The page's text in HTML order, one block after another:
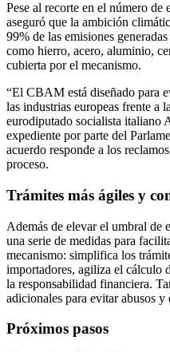
Pese al recorte en el número de
aseguró que la ambición
99% de las emisiones
como hierro, acero, aluminio,
cubierta por el mecanismo.
“El CBAM está diseñado para
las industrias europeas frente a
eurodiputado socialista italiano
expediente por parte del
acuerdo responde a los
proceso.
Trámites más ágiles y
Además de elevar el umbral
una serie de medidas para
mecanismo: simplifica los
importadores, agiliza el cálculo
la responsabilidad financiera.
adicionales para evitar abusos y
Próximos pasos